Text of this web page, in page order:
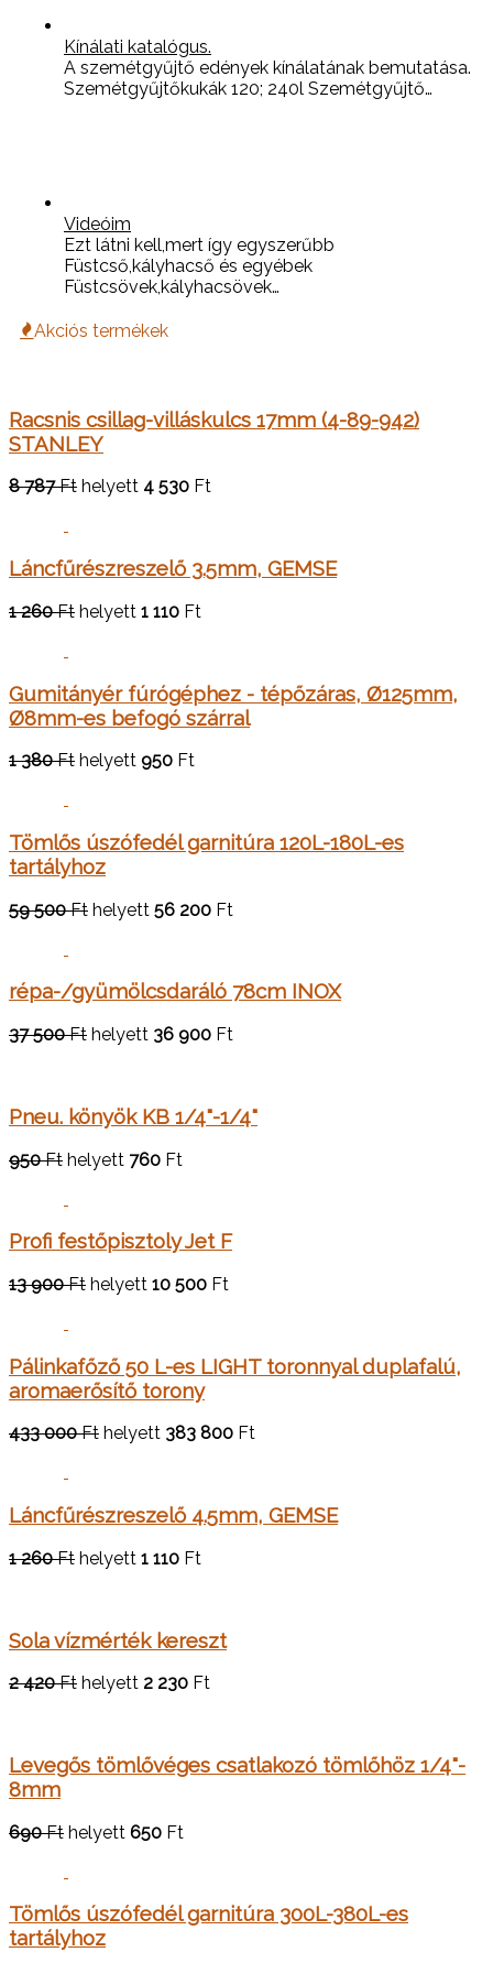
Kínálati katalógus.
A szemétgyűjtő edények kínálatának bemutatása.
Szemétgyűjtőkukák 120; 240l Szemétgyűjtő…
Videóim
Ezt látni kell,mert így egyszerűbb
Füstcső,kályhacső és egyébek
Füstcsövek,kályhacsövek…
Akciós termékek
Racsnis csillag-villáskulcs 17mm (4-89-942)
STANLEY
8 787 Ft helyett 4 530 Ft
Láncfűrészreszelő 3.5mm, GEMSE
1 260 Ft helyett 1 110 Ft
Gumitányér fúrógéphez - tépőzáras, Ø125mm,
Ø8mm-es befogó szárral
1 380 Ft helyett 950 Ft
Tömlős úszófedél garnitúra 120L-180L-es
tartályhoz
59 500 Ft helyett 56 200 Ft
répa-/gyümölcsdaráló 78cm INOX
37 500 Ft helyett 36 900 Ft
Pneu. könyök KB 1/4"-1/4"
950 Ft helyett 760 Ft
Profi festőpisztoly Jet F
13 900 Ft helyett 10 500 Ft
Pálinkafőző 50 L-es LIGHT toronnyal duplafalú,
aromaerősítő torony
433 000 Ft helyett 383 800 Ft
Láncfűrészreszelő 4.5mm, GEMSE
1 260 Ft helyett 1 110 Ft
Sola vízmérték kereszt
2 420 Ft helyett 2 230 Ft
Levegős tömlővéges csatlakozó tömlőhöz 1/4"-
8mm
690 Ft helyett 650 Ft
Tömlős úszófedél garnitúra 300L-380L-es
tartályhoz